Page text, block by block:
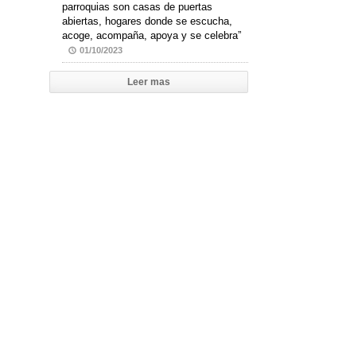
parroquias son casas de puertas
abiertas, hogares donde se escucha,
acoge, acompaña, apoya y se celebra”
01/10/2023
Leer mas